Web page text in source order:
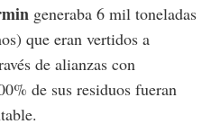
generaba 6 mil toneladas
que eran vertidos a
de alianzas con
de sus residuos fueran